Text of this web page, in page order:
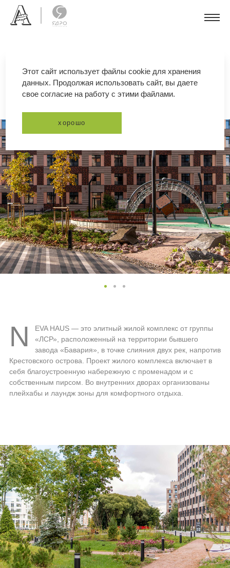
жк neva haus
N
EVA HAUS — это элитный жилой комплекс от группы
«ЛСР», расположенный на территории бывшего
завода «Бавария», в точке слияния двух рек, напротив
Крестовского острова. Проект жилого комплекса включает в
себя благоустроенную набережную с променадом и с
собственным пирсом. Во внутренних дворах организованы
плейхабы и лаундж зоны для комфортного отдыха.
Этот сайт использует файлы cookie для хранения
данных. Продолжая использовать сайт, вы даете
свое согласие на работу с этими файлами.
хорошо